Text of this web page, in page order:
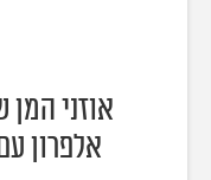
אוזני
אלפרון